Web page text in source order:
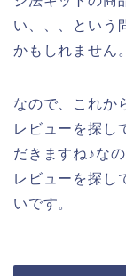
い、、、という
かもしれません。
なので、これか
レビューを探し
だきますね♪な
レビューを探し
いです。